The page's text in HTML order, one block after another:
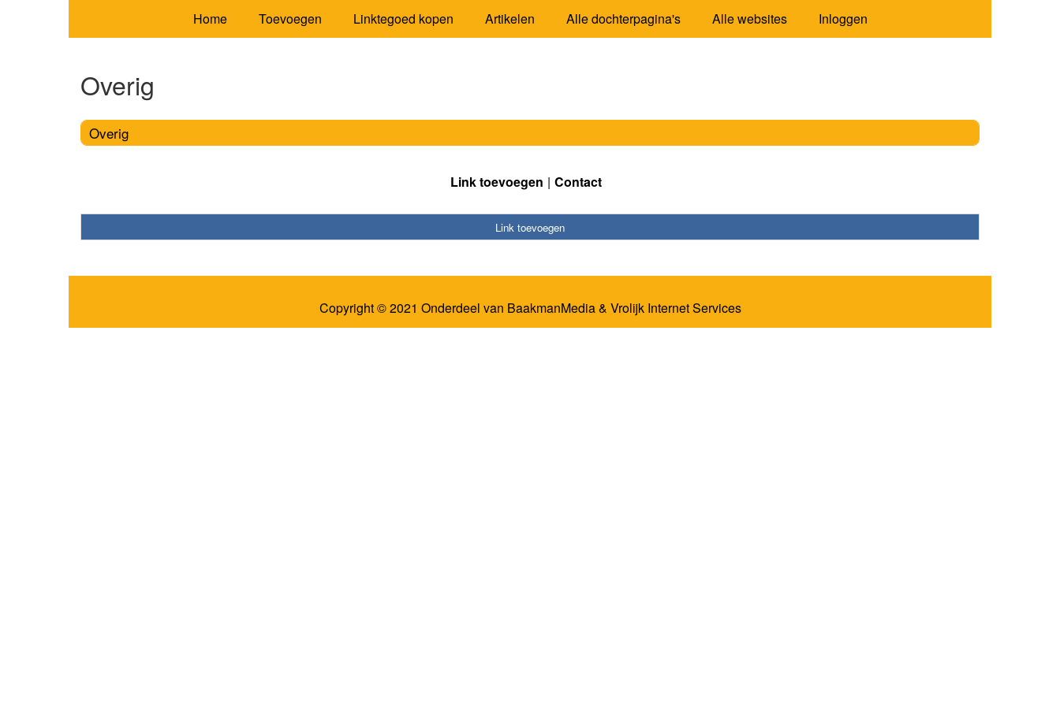
Home Toevoegen Linktegoed kopen Artikelen Alle dochterpagina's Alle websites Inloggen
Overig
Overig
Link toevoegen Contact
Link toevoegen
Copyright © 2021 Onderdeel van BaakmanMedia& Vrolijk Internet Services